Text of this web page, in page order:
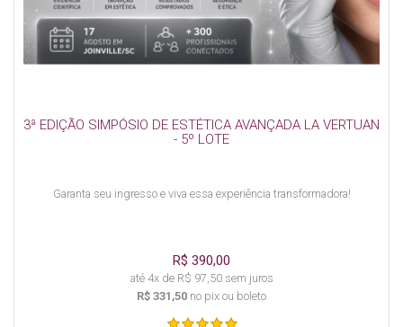
3ª EDIÇÃO SIMPÓSIO DE ESTÉTICA AVANÇADA LA VERTUAN
- 5º LOTE
Garanta seu ingresso e viva essa experiência transformadora!
R$ 390,00
até 4x de R$ 97,50 sem juros
R$ 331,50 no pix ou boleto